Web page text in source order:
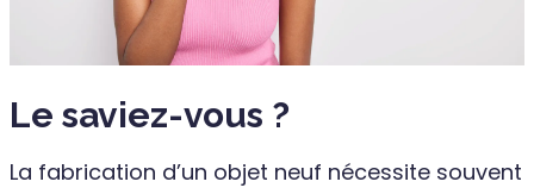
Le saviez-vous ?
La fabrication d’un objet neuf nécessite souvent